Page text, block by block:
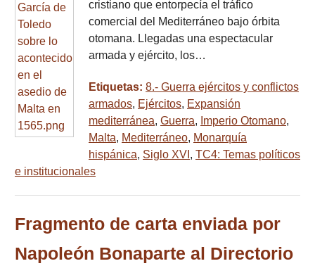
cristiano que entorpecía el tráfico
comercial del Mediterráneo bajo órbita
otomana. Llegadas una espectacular
armada y ejército, los…
Etiquetas: 8.- Guerra ejércitos y conflictos
armados, Ejércitos, Expansión
mediterránea, Guerra, Imperio Otomano,
Malta, Mediterráneo, Monarquía
hispánica, Siglo XVI , TC4: Temas políticos
e institucionales
Fragmento de carta enviada por
Napoleón Bonaparte al Directorio